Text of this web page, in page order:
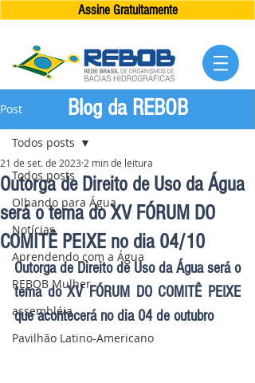
Assine Gratuitamente
Post
Todos posts
Olhando para Água
Notícias
Aprendendo com a Água
REBOB Mulher
assembléia
Pavilhão Latino-Americano
Todos posts
Outorga de Direito de Uso da Água
será o tema do XV FÓRUM DO
COMITÊ PEIXE no dia 04/10
21 de set. de 2023 2 min de leitura
Outorga de Direito de Uso da Água será o
tema do XV FÓRUM DO COMITÊ PEIXE
que acontecerá no dia 04 de outubro
Blog da REBOB